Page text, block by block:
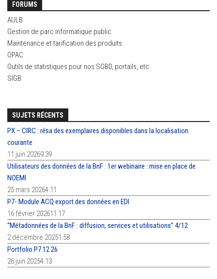
FORUMS
AULB
Gestion de parc informatique public
Maintenance et tarification des produits
OPAC
Outils de statistiques pour nos SGBD, portails, etc
SIGB
SUJETS RÉCENTS
PX – CIRC : résa des exemplaires disponibles dans la localisation
courante
11 juin 20269:39
Utilisateurs des données de la BnF : 1er webinaire : mise en place de
NOEMI
25 mars 20264:11
P7- Module ACQ export des données en EDI
16 février 202611:17
“Métadonnées de la BnF : diffusion, services et utilisations” 4/12
2 décembre 20251:58
Portfolio P7.12.26
26 juin 20254:13